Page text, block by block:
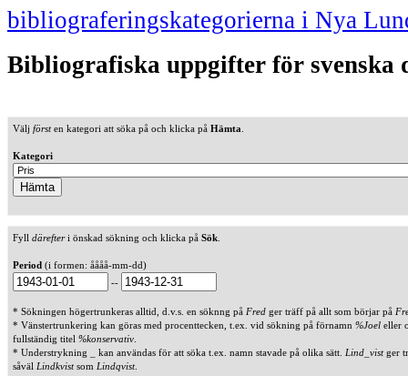
bibliograferingskategorierna i Nya
Bibliografiska uppgifter för svenska
Välj försten kategori att söka på och klicka på Hämta
Kategori
Fyll därefteri önskad sökning och klicka på Sök
Period (i formen: åååå-mm-dd)
--
* Sökningen högertrunkeras alltid, d.v.s. en söknng på Fred ger träff på allt som börjar på
* Vänstertrunkering kan göras med procenttecken, t.ex. vid sökning på förnamn %Joel eller
fullständig titel %konservativ
* Understrykning _ kan användas för att söka t.ex. namn stavade på olika sätt. Lind_vistger
såväl Lindkvistsom Lindqvist.